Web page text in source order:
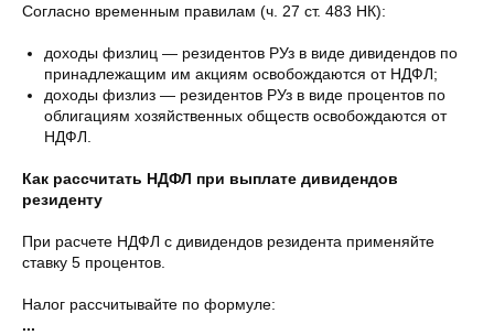
Согласно временным правилам (ч. 27 ст. 483 НК):
доходы физлиц — резидентов РУз в виде дивидендов по
принадлежащим им акциям освобождаются от НДФЛ;
доходы физлиз — резидентов РУз в виде процентов по
облигациям хозяйственных обществ освобождаются от
НДФЛ.
Как рассчитать НДФЛ при выплате дивидендов
резиденту
При расчете НДФЛ с дивидендов резидента применяйте
ставку 5 процентов.
Налог рассчитывайте по формуле:
...